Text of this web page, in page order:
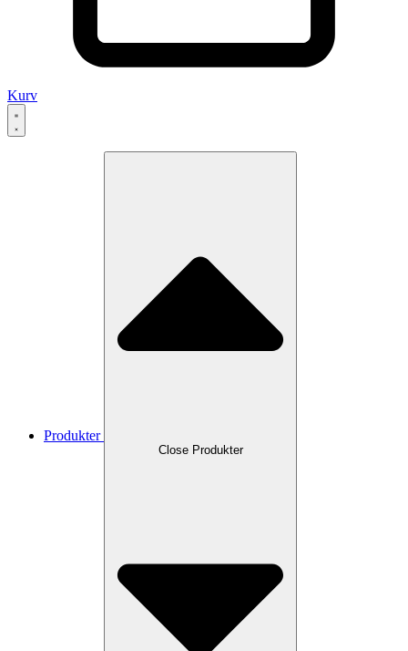
Kurv
Produkter
Close Produkter